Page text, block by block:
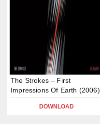
The Strokes – First
Impressions Of Earth (2006)
DOWNLOAD